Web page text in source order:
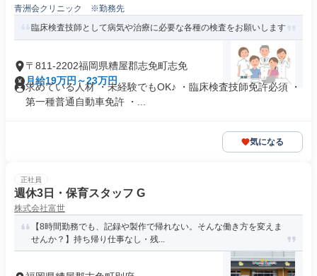
青洲会クリニック ※勤務先
臨床検査技師として病気や治療に必要な各種の検査をお願いします
〒811-2202福岡県糟屋郡志免町志免
月給19万円～23万円
求めている人材 ・未経験でもOK♪ ・臨床検査技師免許必須 ・
第一種普通自動車免許 ・...
気になる
正社員
週休3日・保育スタッフ G
株式会社富世
【8時間勤務でも、記録や製作で帰れない。そんな働き方を変えま
せんか？】持ち帰り仕事なし・残...